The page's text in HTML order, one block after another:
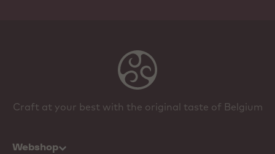
Craft at your best with the original taste of Belgium
Webshop